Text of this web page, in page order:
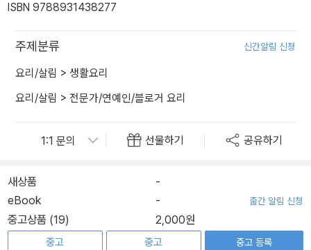
ISBN 9788931438277
주제분류 신간알림 신청
요리/살림 > 생활요리
요리/살림 > 전문가/연예인/블로거 요리
선물하기 공유하기
새상품
-
eBook
- 출간 알림 신청
중고상품 (19) 2,000원
중고
중고
중고 등록